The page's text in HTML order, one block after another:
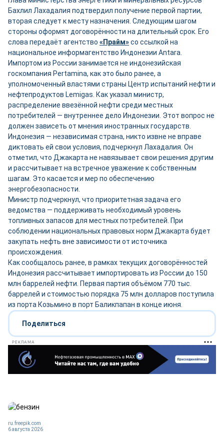
Бахлил Лахадалия подтвердил получение первой партии,
вторая следует к месту назначения. Следующим шагом
стороны оформят договорённости на длительный срок. Его
слова передаёт агентство «Прайм»со ссылкой на
национальное информагентство Индонезии Antara.
Импортом из России занимается не индонезийская
госкомпания Pertamina, как это было ранее, а
уполномоченный властями страны Центр испытаний нефти и
нефтепродуктов Lemigas. Как указал министр,
распределение ввезённой нефти среди местных
потребителей — внутреннее дело Индонезии. Этот вопрос не
должен зависеть от мнения иностранных государств.
Индонезия — независимая страна, никто извне не вправе
диктовать ей свои условия, подчеркнул Лахадалия. Он
отметил, что Джакарта не навязывает свои решения другим
и рассчитывает на встречное уважение к собственным
шагам. Это касается и мер по обеспечению
энергобезопасности.
Министр подчеркнул, что приоритетная задача его
ведомства — поддерживать необходимый уровень
топливных запасов для местных потребителей. При
соблюдении национальных правовых норм Джакарта будет
закупать нефть вне зависимости от источника
происхождения.
Как сообщалось ранее, в рамках текущих договорённостей
Индонезия рассчитывает импортировать из России до 150
млн баррелей нефти. Первая партия объёмом 770 тыс.
баррелей и стоимостью порядка 75 млн долларов поступила
из порта Козьмино в порт Баликпапан в конце июня.
Поделиться
РЕКЛАМА
6 августа 2026
ru.freepik.com